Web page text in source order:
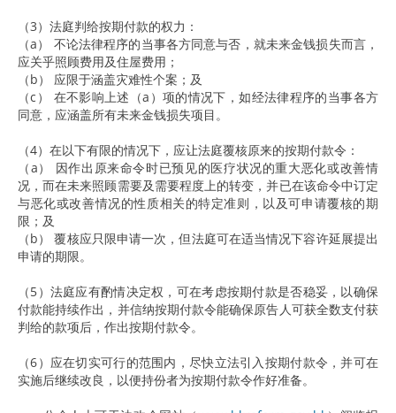
（3）法庭判给按期付款的权力：
（a） 不论法律程序的当事各方同意与否，就未来金钱损失而言，
应关乎照顾费用及住屋费用；
（b） 应限于涵盖灾难性个案；及
（c） 在不影响上述（a）项的情况下，如经法律程序的当事各方
同意，应涵盖所有未来金钱损失项目。
（4）在以下有限的情况下，应让法庭覆核原来的按期付款令：
（a） 因作出原来命令时已预见的医疗状况的重大恶化或改善情
况，而在未来照顾需要及需要程度上的转变，并已在该命令中订定
与恶化或改善情况的性质相关的特定准则，以及可申请覆核的期
限；及
（b） 覆核应只限申请一次，但法庭可在适当情况下容许延展提出
申请的期限。
（5）法庭应有酌情决定权，可在考虑按期付款是否稳妥，以确保
付款能持续作出，并信纳按期付款令能确保原告人可获全数支付获
判给的款项后，作出按期付款令。
（6）应在切实可行的范围内，尽快立法引入按期付款令，并可在
实施后继续改良，以便持份者为按期付款令作好准备。